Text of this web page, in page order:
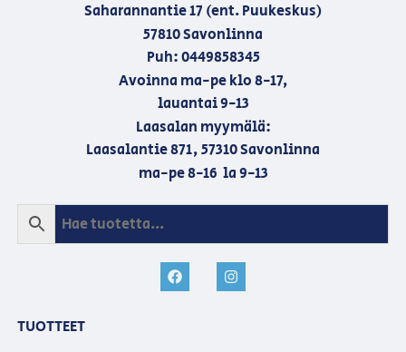
Saharannantie 17 (ent. Puukeskus)
57810 Savonlinna
Puh: 0449858345
Avoinna ma-pe klo 8-17,
lauantai 9-13
Laasalan myymälä:
Laasalantie 871, 57310 Savonlinna
ma-pe 8-16 la 9-13
TUOTTEET